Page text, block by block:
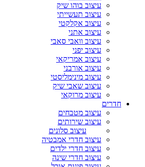
עיצוב בוהו שיק
עיצוב תעשייתי
עיצוב אקלקטי
עיצוב אתני
עיצוב וואבי סאבי
עיצוב יפני
עיצוב אמריקאי
עיצוב אורבני
עיצוב מינימליסטי
עיצוב שאבי שיק
עיצוב מרוקאי
חדרים
עיצוב מטבחים
עיצוב שירותים
עיצוב סלונים
עיצוב חדרי אמבטיה
עיצוב חדרי ילדים
עיצוב חדרי שינה